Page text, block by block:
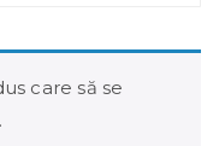
care să se